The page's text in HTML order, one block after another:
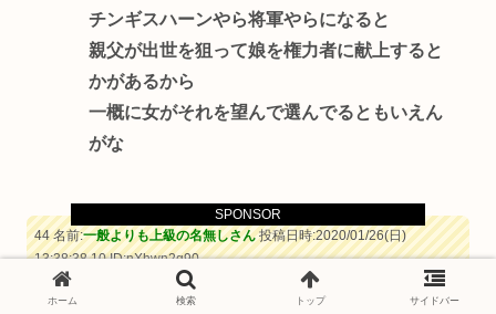
SPONSOR
チンギスハーンやら将軍やらになると
親父が出世を狙って娘を権力者に献上すると
かがあるから
一概に女がそれを望んで選んでるともいえん
がな
44 名前:一般よりも上級の名無しさん投稿日時:2020/01/26(日)
13:38:38.10ID:nXhwn2g90
ホーム 検索 トップ サイドバー